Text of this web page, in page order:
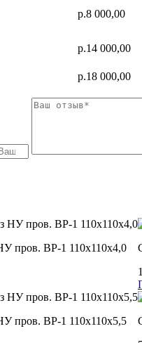
р.8 000,00
р.14 000,00
р.18 000,00
пров. ВР-1 110х110х4,0
пров. ВР-1 110х110х5,5